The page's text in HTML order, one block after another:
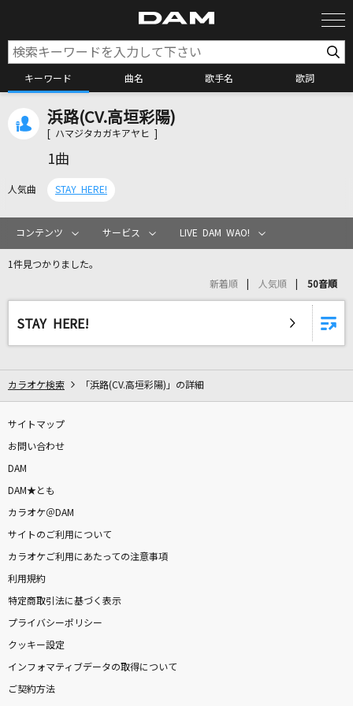
キーワード 曲名 歌手名 歌詞
カラオケ検索
カラオケリクエスト
リアルタイムで歌われている曲の一覧
郷ひろみ
MILABO
[生音]言って。
ヨルシカ
クスシキ
Mrs. GREEN APPLE
Sledgehammer
浜路(CV.高垣彩陽)
[ ハマジタカガキアヤヒ ]
1曲
人気曲 STAY HERE!
コンテンツ サービス LIVE DAM WAO!
1件見つかりました。
新着順 人気順 50音順
STAY HERE!
カラオケ検索 「浜路(CV.高垣彩陽)」の詳細
サイトマップ
お問い合わせ
DAM
DAM★とも
カラオケ＠DAM
サイトのご利用について
カラオケご利用にあたっての注意事項
利用規約
特定商取引法に基づく表示
プライバシーポリシー
クッキー設定
インフォマティブデータの取得について
ご契約方法